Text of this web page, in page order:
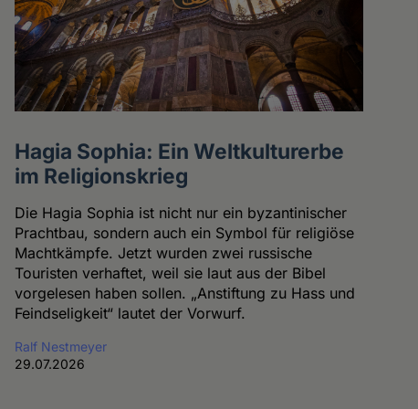
Hagia Sophia: Ein Weltkulturerbe
im Religionskrieg
Die Hagia Sophia ist nicht nur ein byzantinischer
Prachtbau, sondern auch ein Symbol für religiöse
Machtkämpfe. Jetzt wurden zwei russische
Touristen verhaftet, weil sie laut aus der Bibel
vorgelesen haben sollen. „Anstiftung zu Hass und
Feindseligkeit“ lautet der Vorwurf.
Ralf Nestmeyer
29.07.2026